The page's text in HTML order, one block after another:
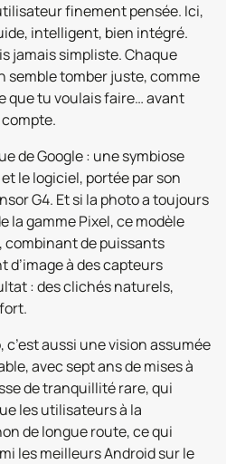
finement pensée. Ici,
intelligent, bien intégré.
jamais simpliste. Chaque
tomber juste, comme
que tu voulais faire… avant
de Google : une symbiose
le logiciel, portée par son
G4. Et si la photo a toujours
la gamme Pixel, ce modèle
de puissants
à des capteurs
: des clichés naturels,
c’est aussi une vision assumée
avec sept ans de mises à
de tranquillité rare, qui
les utilisateurs à la
de longue route, ce qui
les meilleurs Android sur le